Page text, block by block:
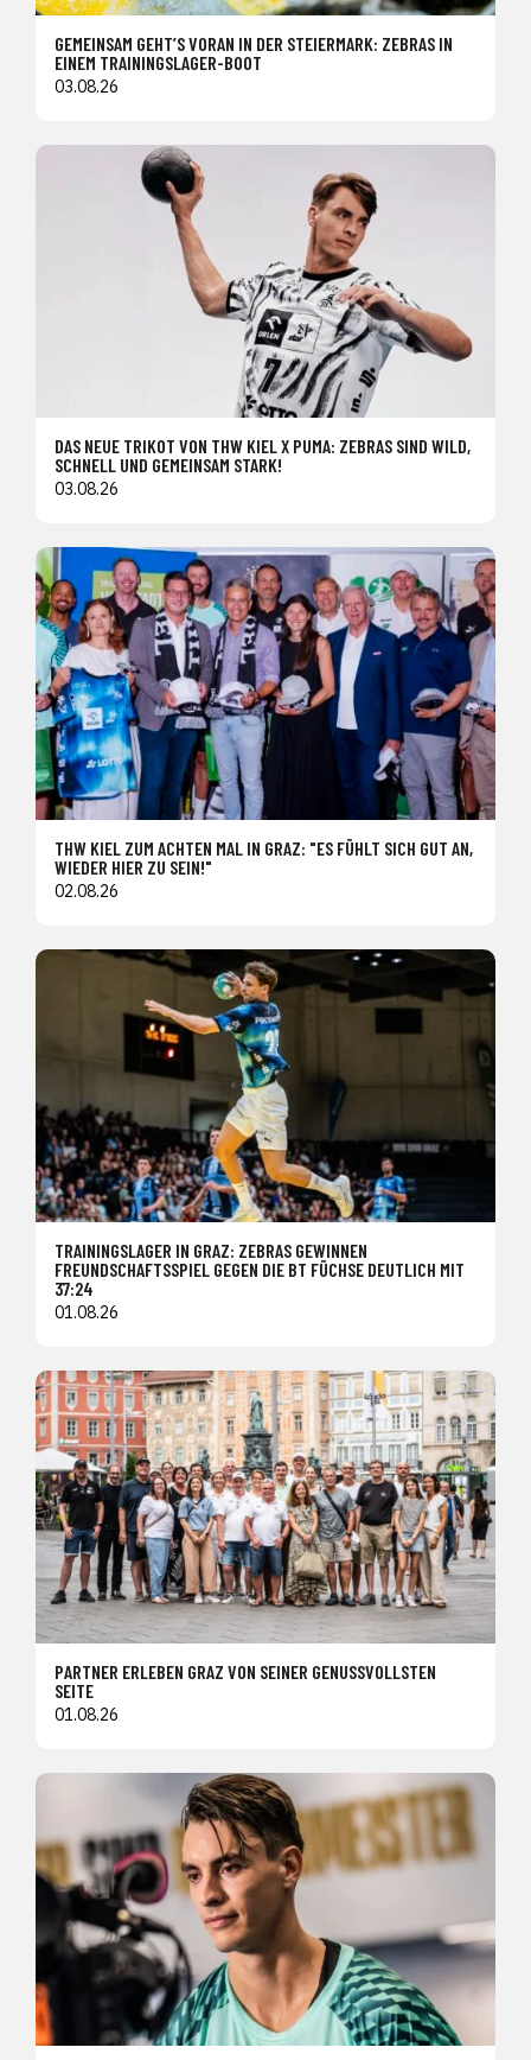
GEMEINSAM GEHT’S VORAN IN DER STEIERMARK: ZEBRAS IN
EINEM TRAININGSLAGER-BOOT
03.08.26
DAS NEUE TRIKOT VON THW KIEL X PUMA: ZEBRAS SIND WILD,
SCHNELL UND GEMEINSAM STARK!
03.08.26
THW KIEL ZUM ACHTEN MAL IN GRAZ: "ES FÜHLT SICH GUT AN,
WIEDER HIER ZU SEIN!"
02.08.26
TRAININGSLAGER IN GRAZ: ZEBRAS GEWINNEN
FREUNDSCHAFTSSPIEL GEGEN DIE BT FÜCHSE DEUTLICH MIT
37:24
01.08.26
PARTNER ERLEBEN GRAZ VON SEINER GENUSSVOLLSTEN
SEITE
01.08.26